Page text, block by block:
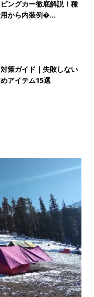
ングカー徹底解説！種
から内装例�...
策ガイド｜失敗しない
アイテム15選